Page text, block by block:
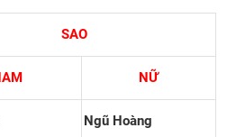
SAO
NỮ
Ngũ Hoàng